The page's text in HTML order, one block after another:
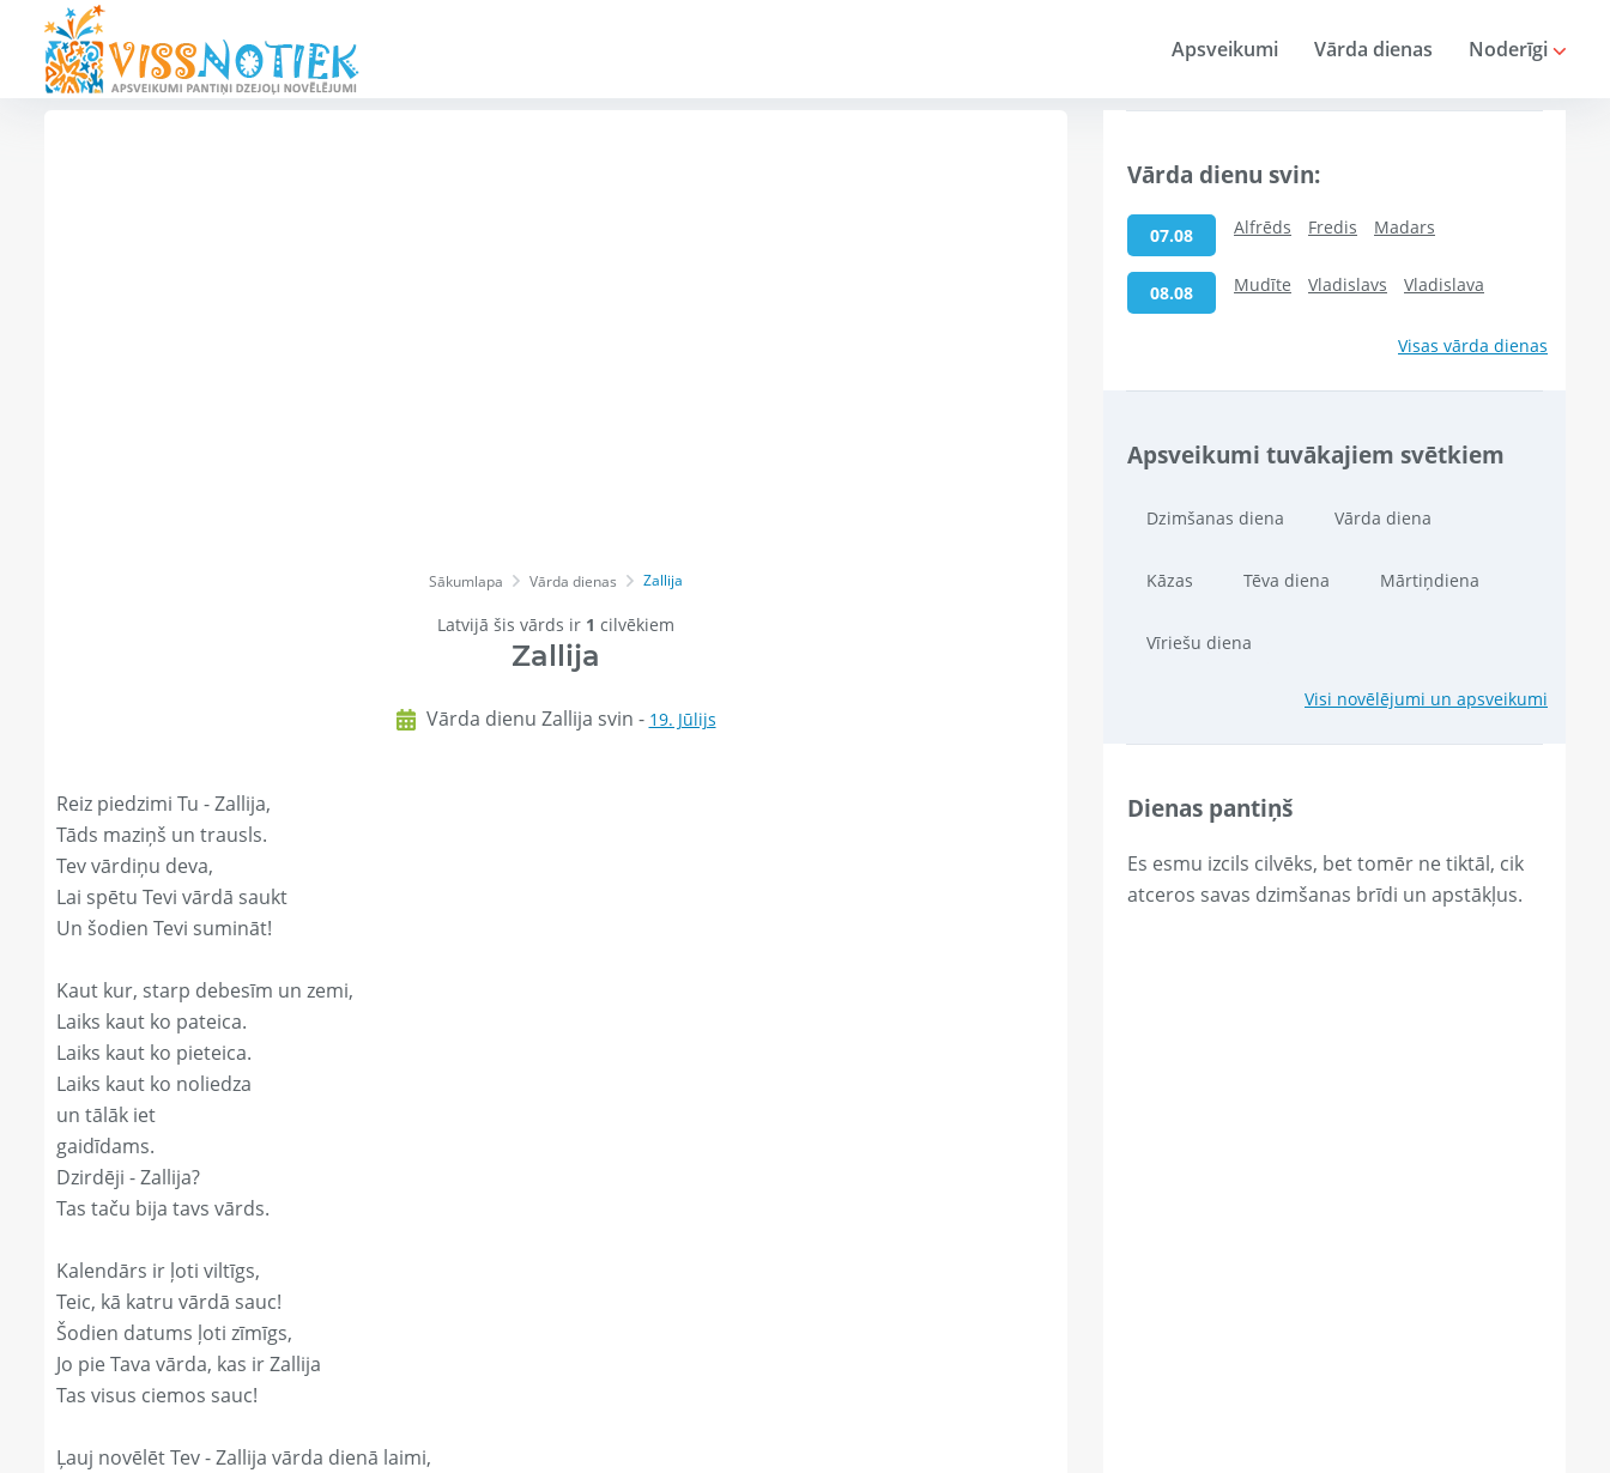
Apsveikumi Vārda dienas Noderīgi
Sākumlapa Vārda dienas Zallija
Latvijā šis vārds ir 1 cilvēkiem
Zallija
Vārda dienu Zallija svin - 19. Jūlijs
Reiz piedzimi Tu - Zallija,
Tāds maziņš un trausls.
Tev vārdiņu deva,
Lai spētu Tevi vārdā saukt
Un šodien Tevi sumināt!
Kaut kur, starp debesīm un zemi,
Laiks kaut ko pateica.
Laiks kaut ko pieteica.
Laiks kaut ko noliedza
un tālāk iet
gaidīdams.
Dzirdēji - Zallija?
Tas taču bija tavs vārds.
Kalendārs ir ļoti viltīgs,
Teic, kā katru vārdā sauc!
Šodien datums ļoti zīmīgs,
Jo pie Tava vārda, kas ir Zallija
Tas visus ciemos sauc!
Ļauj novēlēt Tev - Zallija vārda dienā laimi,
Vārda dienu svin:
07.08 Alfrēds Fredis Madars
08.08 Mudīte Vladislavs Vladislava
Visas vārda dienas
Apsveikumi tuvākajiem svētkiem
Dzimšanas diena Vārda diena
Kāzas Tēva diena Mārtiņdiena
Vīriešu diena
Visi novēlējumi un apsveikumi
Dienas pantiņš
Es esmu izcils cilvēks, bet tomēr ne tiktāl, cik
atceros savas dzimšanas brīdi un apstākļus.